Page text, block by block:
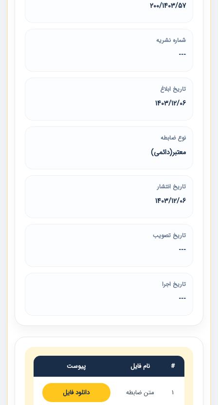
200/1403/57
شماره نشریه
---
تاریخ ابلاغ
1403/12/06
نوع ضابطه
معتبر(دائمی)
تاریخ انتشار
1403/12/06
تاریخ تصویب
---
تاریخ اجرا
---
# نام فایل پیوست
1 متن ضابطه دانلود فایل